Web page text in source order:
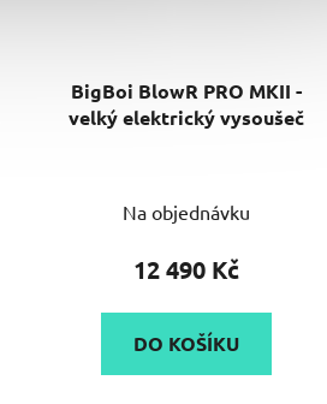
BigBoi BlowR PRO MKII -
velký elektrický vysoušeč
hodnocení
produktu
z
Na objednávku
12 490 Kč
DO KOŠÍKU